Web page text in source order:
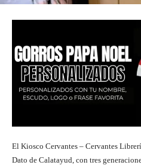
El Kiosco Cervantes – Cervantes
Dato de Calatayud, con tres